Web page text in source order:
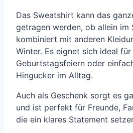
Das Sweatshirt kann das
getragen werden, ob allein im
kombiniert mit anderen
Winter. Es eignet sich ideal für
Geburtstagsfeiern oder
Hingucker im Alltag.
Auch als Geschenk sorgt es
und ist perfekt für Freunde,
die ein klares Statement